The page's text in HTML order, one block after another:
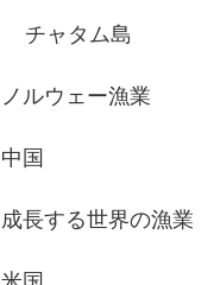
チャタム島
ノルウェー漁業
中国
成長する世界の漁業